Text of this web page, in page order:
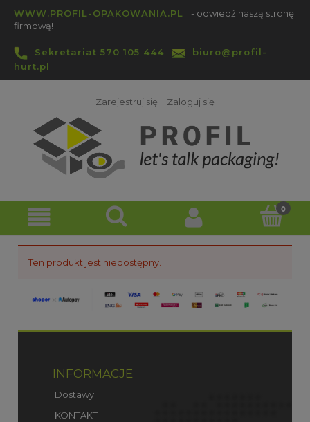
WWW.PROFIL-OPAKOWANIA.PL
- odwiedź naszą stronę
firmową!
Sekretariat 570 105 444
biuro@profil-
hurt.pl
Zarejestruj się Zaloguj się
Ten produkt jest niedostępny.
INFORMACJE
Dostawy
KONTAKT